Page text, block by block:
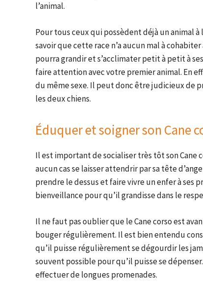
l’animal.
Pour tous ceux qui possèdent déjà un animal
savoir que cette race n’a aucun mal à
pourra grandir et s’acclimater petit à petit à
faire attention avec votre premier animal. En
du même sexe. Il peut donc être judicieux de
les deux chiens.
Éduquer et soigner son Cane
Il est important de socialiser très tôt son Cane
aucun cas se laisser attendrir par sa tête
prendre le dessus et faire vivre un enfer à
bienveillance pour qu’il grandisse dans le
Il ne faut pas oublier que le Cane corso est
bouger régulièrement. Il est bien entendu
qu’il puisse régulièrement se dégourdir les
souvent possible pour qu’il puisse se
effectuer de longues promenades.